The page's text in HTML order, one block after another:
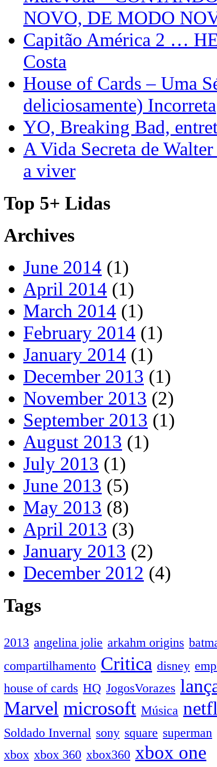
NOVO, DE MODO
Capitão América 2 …
Costa
House of Cards – Uma
deliciosamente) Incorreta
YO, Breaking Bad,
A Vida Secreta de
a viver
Top 5+ Lidas
Archives
June 2014 (1)
April 2014 (1)
March 2014 (1)
February 2014 (1)
January 2014 (1)
December 2013 (1)
November 2013 (2)
September 2013 (1)
August 2013 (1)
July 2013 (1)
June 2013 (5)
May 2013 (8)
April 2013 (3)
January 2013 (2)
December 2012 (4)
Tags
2013 angelina jolie arkahm origins
compartilhamento Critica disney
house of cards HQ JogosVorazes
Marvel microsoft Música
Soldado Invernal sony square superman
xbox xbox 360 xbox360 xbox one